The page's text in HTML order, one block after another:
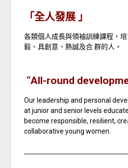
「全人發展 」
各類個人成長與領袖訓練課程，
毅、具創意、熱誠及合 群的人。
“All-round
Our leadership and personal
at junior and senior levels
become responsible, resilient,
collaborative young women.